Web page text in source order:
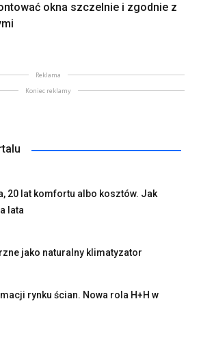
okna szczelnie i zgodnie z
Reklama
Koniec reklamy
20 lat komfortu albo kosztów. Jak
lata
jako naturalny klimatyzator
rynku ścian. Nowa rola H+H w